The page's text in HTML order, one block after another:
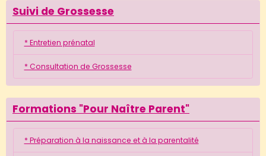
Suivi de Grossesse
* Entretien prénatal
* Consultation de Grossesse
Formations "Pour Naître Parent"
* Préparation à la naissance et à la parentalité